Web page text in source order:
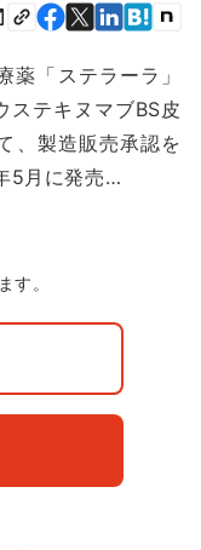
「ステラーラ」
ステキヌマブBS皮
、製造販売承認を
5月に発売…
す。